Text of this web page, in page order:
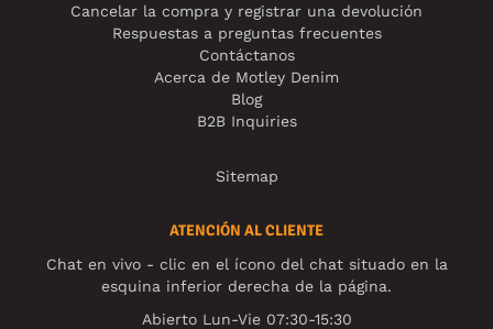
Cancelar la compra y registrar una devolución
Respuestas a preguntas frecuentes
Contáctanos
Acerca de Motley Denim
Blog
B2B Inquiries
Sitemap
ATENCIÓN AL CLIENTE
Chat en vivo - clic en el ícono del chat situado en la
esquina inferior derecha de la página.
Abierto Lun-Vie 07:30-15:30